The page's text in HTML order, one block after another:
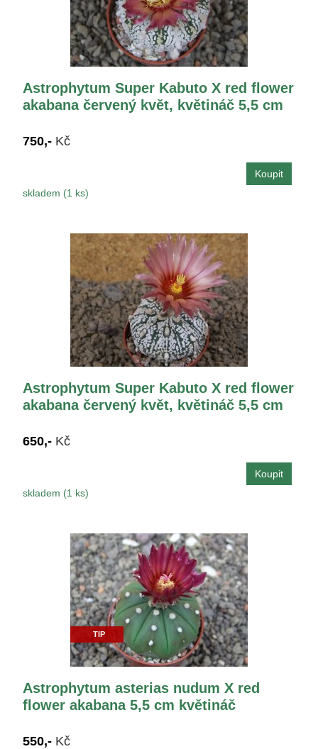
Astrophytum Super Kabuto X red flower
akabana červený květ, květináč 5,5 cm
750,- Kč
skladem (1 ks)
Astrophytum Super Kabuto X red flower
akabana červený květ, květináč 5,5 cm
650,- Kč
skladem (1 ks)
TIP
Astrophytum asterias nudum X red
flower akabana 5,5 cm květináč
550,- Kč